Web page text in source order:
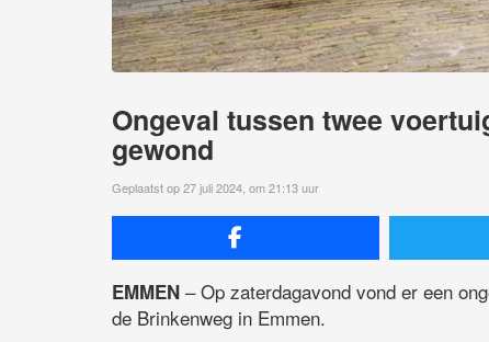
Ongeval tussen twee
gewond
Geplaatst op 27 juli 2024, om 21:13 uur
EMMEN – Op zaterdagavond vond er een
de Brinkenweg in Emmen.